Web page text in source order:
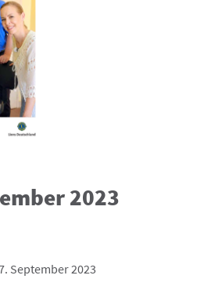
2023
September 2023